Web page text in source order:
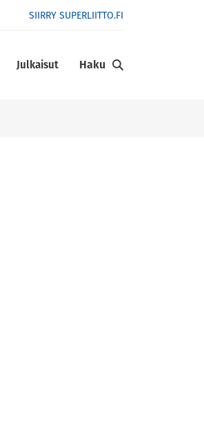
SIIRRY SUPERLIITTO.FI
Julkaisut Haku